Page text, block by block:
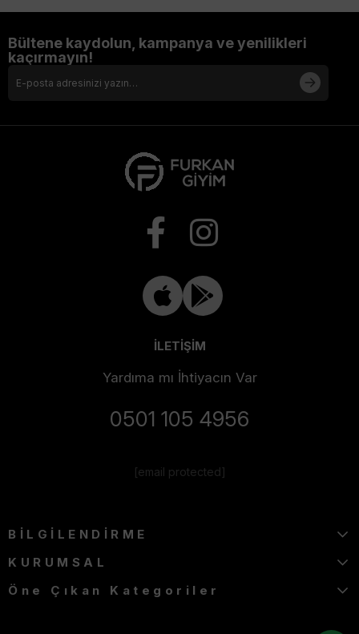
Bültene kaydolun, kampanya ve yenilikleri
kaçırmayın!
İLETİŞİM
Yardıma mı İhtiyacın Var
0501 105 4956
[email protected]
BİLGİLENDİRME
KURUMSAL
Öne Çıkan Kategoriler